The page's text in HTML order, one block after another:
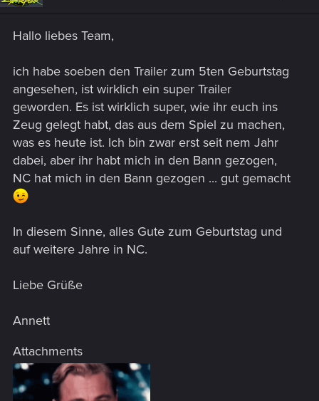
Hallo liebes Team,
ich habe soeben den Trailer zum 5ten Geburtstag
angesehen, ist wirklich ein super Trailer
geworden. Es ist wirklich super, wie ihr euch ins
Zeug gelegt habt, das aus dem Spiel zu machen,
was es heute ist. Ich bin zwar erst seit nem Jahr
dabei, aber ihr habt mich in den Bann gezogen,
NC hat mich in den Bann gezogen ... gut gemacht
In diesem Sinne, alles Gute zum Geburtstag und
auf weitere Jahre in NC.
Liebe Grüße
Annett
Attachments